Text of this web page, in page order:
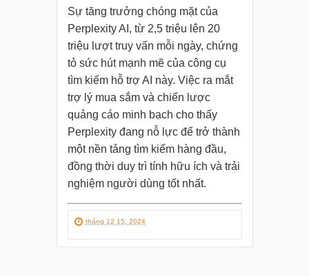
Sự tăng trưởng chóng mặt của
Perplexity AI, từ 2,5 triệu lên 20
triệu lượt truy vấn mỗi ngày, chứng
tỏ sức hút mạnh mẽ của công cụ
tìm kiếm hỗ trợ AI này. Việc ra mắt
trợ lý mua sắm và chiến lược
quảng cáo minh bạch cho thấy
Perplexity đang nỗ lực để trở thành
một nền tảng tìm kiếm hàng đầu,
đồng thời duy trì tính hữu ích và trải
nghiệm người dùng tốt nhất.
tháng 12 15, 2024